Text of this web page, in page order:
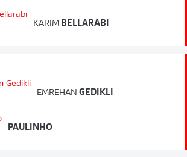
KARIM BELLARABI
EMREHAN GEDIKLI
PAULINHO